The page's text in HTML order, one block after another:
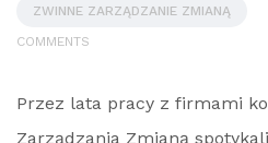
ZWINNE ZARZĄDZANIE ZMIANĄ
COMMENTS
Przez lata pracy z firmami
Zarządzania Zmianą